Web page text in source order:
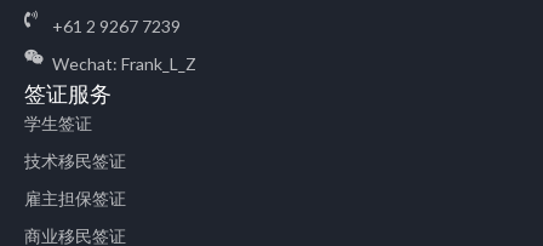
+61 2 9267 7239
Wechat: Frank_L_Z
签证服务
学生签证
技术移民签证
雇主担保签证
商业移民签证